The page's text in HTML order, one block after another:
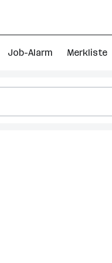
Job-Alarm Merkliste